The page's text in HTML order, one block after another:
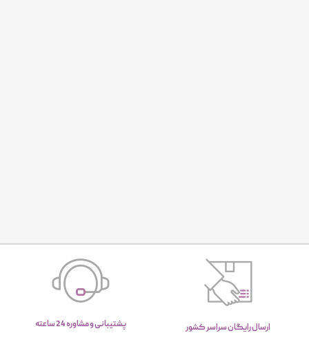
ارسال رایگان سراسر کشور پشتیبانی و مشاوره 24 ساعته